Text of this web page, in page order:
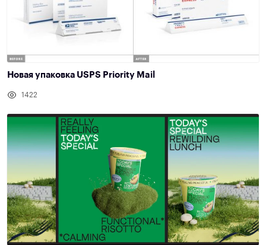
Новая упаковка USPS Priority Mail
1422